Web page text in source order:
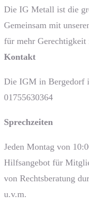
Die IG Metall ist die
Gemeinsam mit
für mehr Gerechtigkeit
Kontakt
Die IGM in Bergedorf
01755630364
Sprech­zeiten
Jeden Montag von
Hilfsangebot für
von Rechtsberatung
u.v.m.